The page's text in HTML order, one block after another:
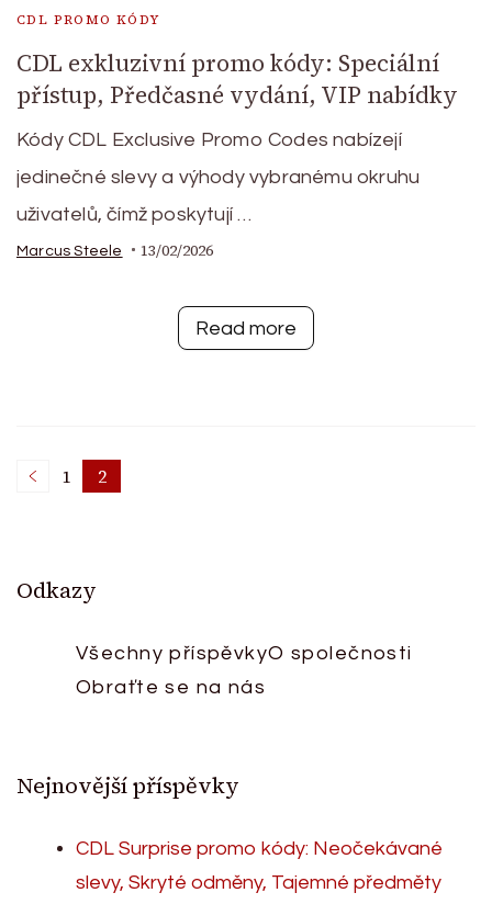
CDL PROMO KÓDY
CDL exkluzivní promo kódy: Speciální
přístup, Předčasné vydání, VIP nabídky
Kódy CDL Exclusive Promo Codes nabízejí
jedinečné slevy a výhody vybranému okruhu
uživatelů, čímž poskytují …
Marcus Steele 13/02/2026
Read more
Posts
Page
1 Page
2
Odkazy
Všechny příspěvkyO společnosti
Obraťte se na nás
Nejnovější příspěvky
CDL Surprise promo kódy: Neočekávané
slevy, Skryté odměny, Tajemné předměty